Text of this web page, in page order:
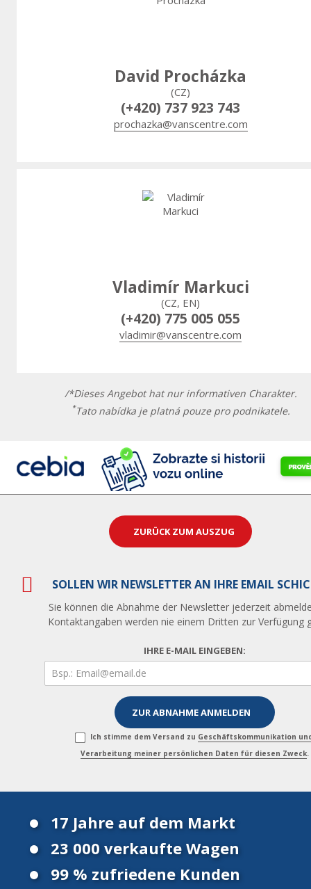
David Procházka
(CZ)
(+420) 737 923 743
prochazka@vanscentre.com
Vladimír Markuci
(CZ, EN)
(+420) 775 005 055
vladimir@vanscentre.com
/*Dieses Angebot hat nur informativen Charakter.
*Tato nabídka je platná pouze pro podnikatele.
ZURÜCK ZUM AUSZUG
SOLLEN WIR NEWSLETTER AN IHRE EMAIL
Sie können die Abnahme der Newsletter jederzeit
Kontaktangaben werden nie einem Dritten zur Verfügung
IHRE E-MAIL EINGEBEN:
Ich stimme dem Versand zu Geschäftskommunikation
Verarbeitung meiner persönlichen Daten für diesen Zweck.
17 Jahre auf dem Markt
23 000 verkaufte Wagen
99 % zufriedene Kunden